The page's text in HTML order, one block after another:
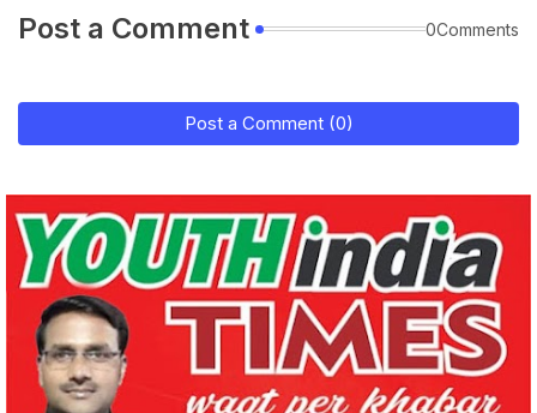
Post a Comment 0Comments
Post a Comment (0)